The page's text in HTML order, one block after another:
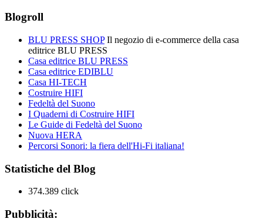
Blogroll
BLU PRESS SHOPIl negozio di e-commerce della casa
editrice BLU PRESS
Casa editrice BLU PRESS
Casa editrice EDIBLU
Casa HI-TECH
Costruire HIFI
Fedeltà del Suono
I Quaderni di Costruire HIFI
Le Guide di Fedeltà del Suono
Nuova HERA
Percorsi Sonori: la fiera dell'Hi-Fi italiana!
Statistiche del Blog
374.389 click
Pubblicità: